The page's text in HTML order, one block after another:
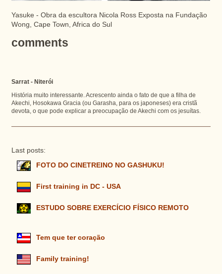
Yasuke - Obra da escultora Nicola Ross Exposta na Fundação
Wong, Cape Town, Africa do Sul
comments
Sarrat - Niterói
História muito interessante. Acrescento ainda o fato de que a filha de
Akechi, Hosokawa Gracia (ou Garasha, para os japoneses) era cristã
devota, o que pode explicar a preocupação de Akechi com os jesuítas.
Last posts:
FOTO DO CINETREINO NO GASHUKU!
First training in DC - USA
ESTUDO SOBRE EXERCÍCIO FÍSICO REMOTO
Tem que ter coração
Family training!